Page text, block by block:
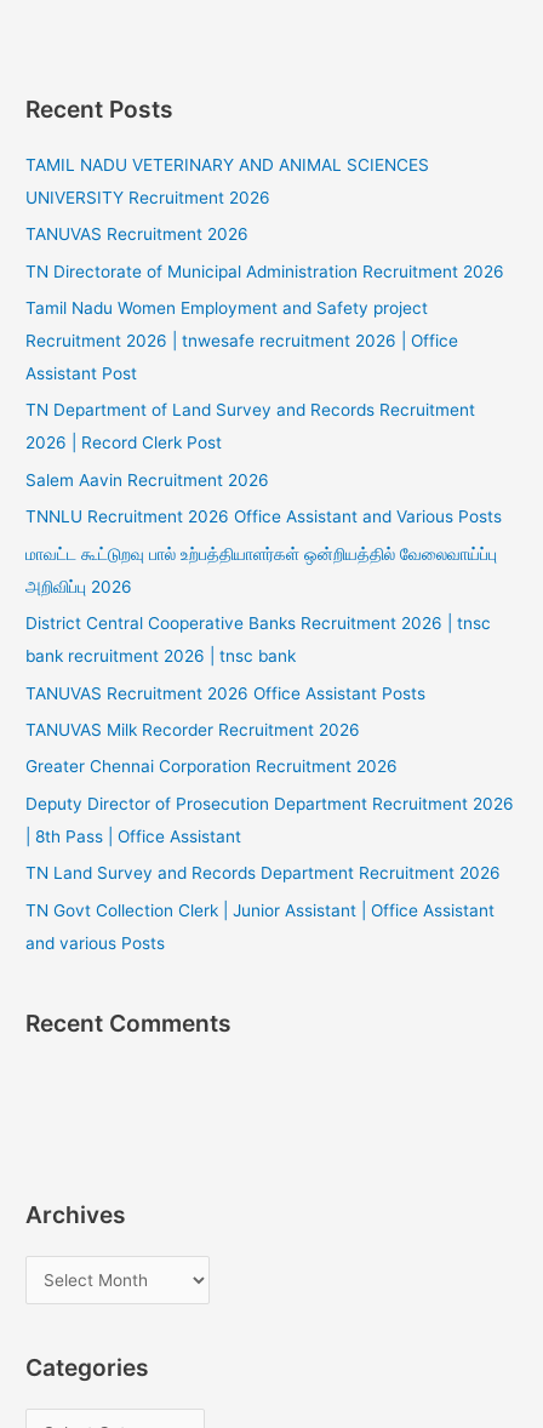
Recent Posts
TAMIL NADU VETERINARY AND ANIMAL SCIENCES
UNIVERSITY Recruitment 2026
TANUVAS Recruitment 2026
TN Directorate of Municipal Administration Recruitment 2026
Tamil Nadu Women Employment and Safety project
Recruitment 2026 | tnwesafe recruitment 2026 | Office
Assistant Post
TN Department of Land Survey and Records Recruitment
2026 | Record Clerk Post
Salem Aavin Recruitment 2026
TNNLU Recruitment 2026 Office Assistant and Various Posts
மாவட்ட கூட்டுறவு பால் உற்பத்தியாளர்கள் ஒன்றியத்தில் வேலைவாய்ப்பு
அறிவிப்பு 2026
District Central Cooperative Banks Recruitment 2026 | tnsc
bank recruitment 2026 | tnsc bank
TANUVAS Recruitment 2026 Office Assistant Posts
TANUVAS Milk Recorder Recruitment 2026
Greater Chennai Corporation Recruitment 2026
Deputy Director of Prosecution Department Recruitment 2026
| 8th Pass | Office Assistant
TN Land Survey and Records Department Recruitment 2026
TN Govt Collection Clerk | Junior Assistant | Office Assistant
and various Posts
Recent Comments
Archives
r
h
Categories